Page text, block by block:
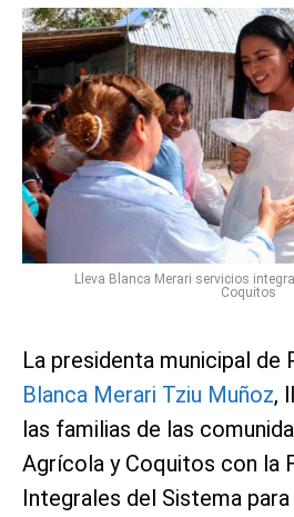
Lleva Blanca Merari servicios
Coquitos
La presidenta municipal
Blanca Merari Tziu Muñoz,
las familias de las
Agrícola y Coquitos con la
Integrales del Sistema